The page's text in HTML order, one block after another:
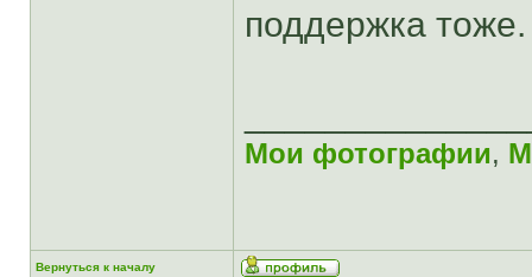
поддержка тоже.
Мои фотографии,
Вернуться к началу